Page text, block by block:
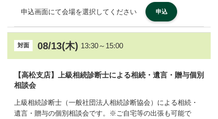
申込画面にて会場を選択してください 申込
対面 08/13(木) 13:30～15:00
【高松支店】上級相続診断士による相続・遺言・贈与個別
相談会
上級相続診断士（一般社団法人相続診断協会）による相続・
遺言・贈与の個別相談会です。※ご自宅等の出張も可能で